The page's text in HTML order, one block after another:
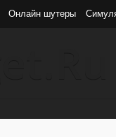
Онлайн шутеры